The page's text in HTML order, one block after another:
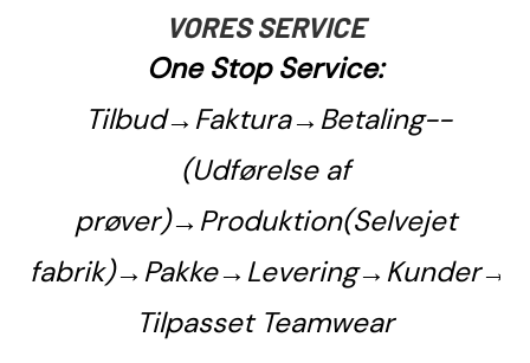
VORES SERVICE
One Stop Service:
Tilbud→Faktura→Betaling--
(Udførelse af
prøver)→Produktion(Selvejet
Tilpasset Teamwear